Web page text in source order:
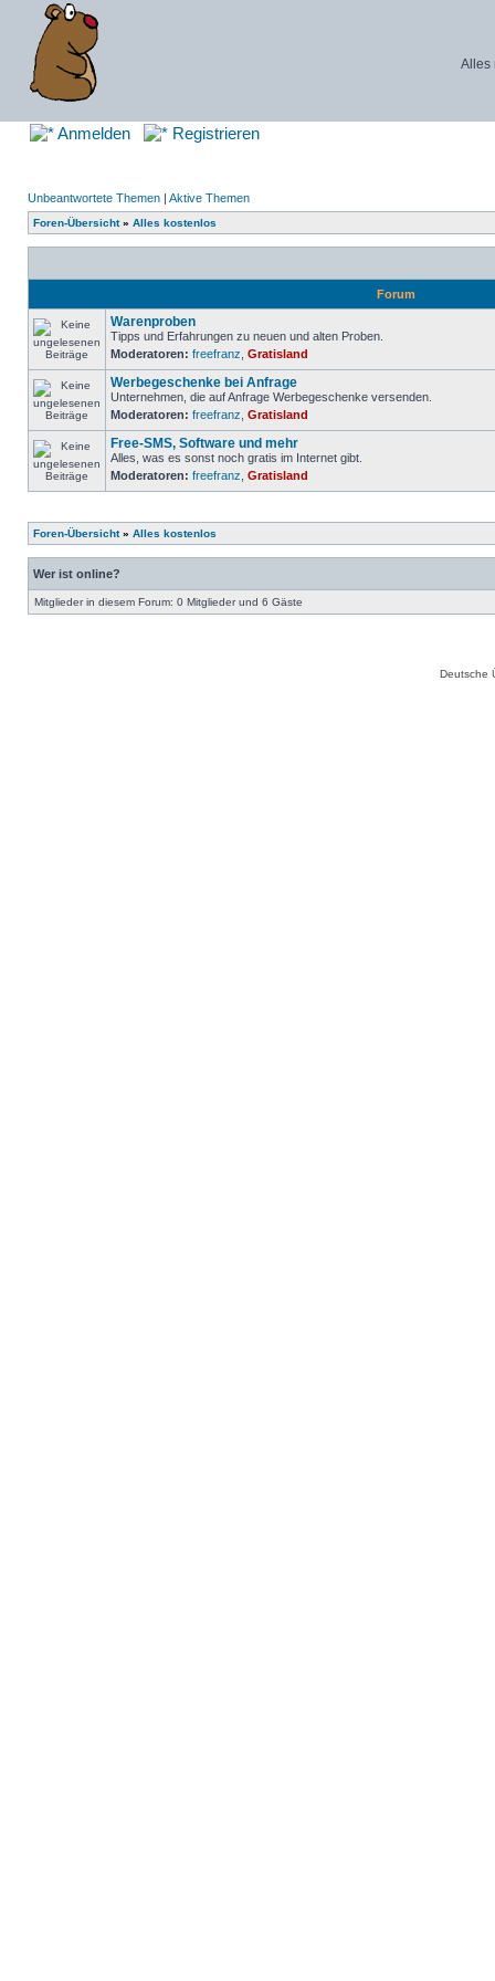
Alles
Anmelden Registrieren
Unbeantwortete Themen | Aktive Themen
Foren-Übersicht» Alles kostenlos
Forum
Warenproben
Tipps und Erfahrungen zu neuen und alten Proben.
Moderatoren: freefranz Gratisland
Werbegeschenke bei Anfrage
Unternehmen, die auf Anfrage Werbegeschenke versenden.
Moderatoren: freefranz Gratisland
Free-SMS, Software und mehr
Alles, was es sonst noch gratis im Internet gibt.
Moderatoren: freefranz Gratisland
Foren-Übersicht» Alles kostenlos
Wer ist online?
Mitglieder in diesem Forum: 0 Mitglieder und 6 Gäste
Deutsche